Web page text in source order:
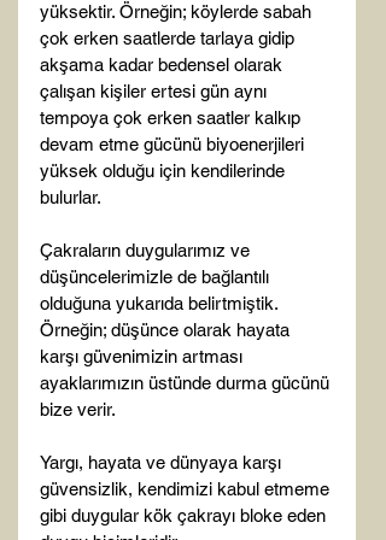
yüksektir. Örneğin; köylerde sabah
çok erken saatlerde tarlaya gidip
akşama kadar bedensel olarak
çalışan kişiler ertesi gün aynı
tempoya çok erken saatler kalkıp
devam etme gücünü biyoenerjileri
yüksek olduğu için kendilerinde
bulurlar.
Çakraların duygularımız ve
düşüncelerimizle de bağlantılı
olduğuna yukarıda belirtmiştik.
Örneğin; düşünce olarak hayata
karşı güvenimizin artması
ayaklarımızın üstünde durma gücünü
bize verir.
Yargı, hayata ve dünyaya karşı
güvensizlik, kendimizi kabul etmeme
gibi duygular kök çakrayı bloke eden